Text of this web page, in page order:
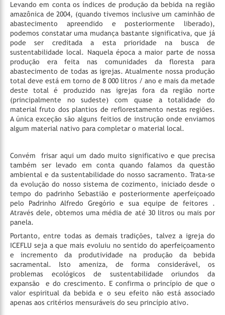
Levando em conta os índices de produção da bebida na região
amazônica de 2004, (quando tivemos inclusive um caminhão de
abastecimento apreendido e posteriormente liberado),
podemos constatar uma mudança bastante significativa, que já
pode ser creditada a esta prioridade na busca de
sustentabilidade local. Naquela época a maior parte de nossa
produção era feita nas comunidades da floresta para
abastecimento de todas as igrejas. Atualmente nossa produção
total deve está em torno de 8 000 litros / ano e mais da metade
deste total é produzido nas igrejas fora da região norte
(principalmente no sudeste) com quase a totalidade do
material fruto dos plantios de reflorestamento nestas regiões.
A única exceção são alguns feitios de instrução onde enviamos
algum material nativo para completar o material local.
Convém frisar aqui um dado muito significativo e que precisa
também ser levado em conta quando falamos da questão
ambiental e da sustentabilidade do nosso sacramento. Trata-se
da evolução do nosso sistema de cozimento, iniciado desde o
tempo do padrinho Sebastião e posteriormente aperfeiçoado
pelo Padrinho Alfredo Gregório e sua equipe de feitores .
Através dele, obtemos uma média de até 30 litros ou mais por
panela.
Portanto, entre todas as demais tradições, talvez a igreja do
ICEFLU seja a que mais evoluiu no sentido do aperfeiçoamento
e incremento da produtividade na produção da bebida
sacramental. Isto ameniza, de forma considerável, os
problemas ecológicos de sustentabilidade oriundos da
expansão e do crescimento. E confirma o princípio de que o
valor espiritual da bebida e o seu efeito não está associado
apenas aos critérios mensuráveis do seu princípio ativo.